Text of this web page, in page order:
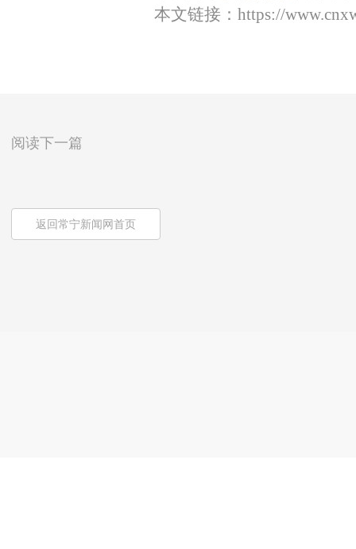
本文链接： https://
阅读下一篇
返回常宁新闻网首页